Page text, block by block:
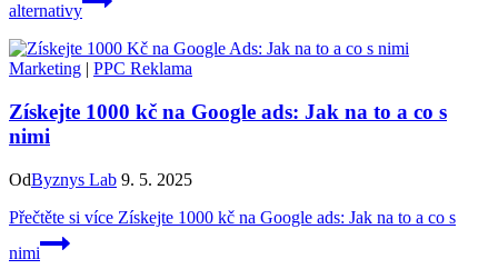
alternativy
Marketing | PPC Reklama
Získejte 1000 kč na Google ads: Jak na to a co s
nimi
OdByznys Lab 9. 5. 2025
Přečtěte si více Získejte 1000 kč na Google ads: Jak na to a co s
nimi